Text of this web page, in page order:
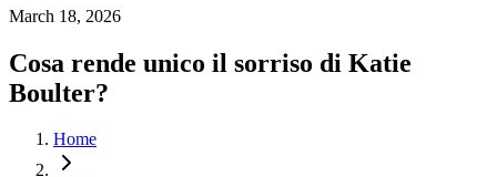
March 18, 2026
Cosa rende unico il sorriso di Katie
Boulter?
Home